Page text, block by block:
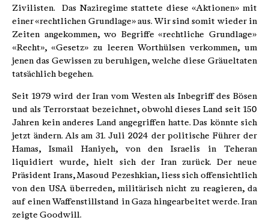
Zivilisten. Das Naziregime stattete diese «Aktionen» mit
einer «rechtlichen Grundlage» aus. Wir sind somit wieder in
Zeiten angekommen, wo Begriffe «rechtliche Grundlage»
«Recht», «Gesetz» zu leeren Worthülsen verkommen, um
jenen das Gewissen zu beruhigen, welche diese Gräueltaten
tatsächlich begehen.
Seit 1979 wird der Iran vom Westen als Inbegriff des Bösen
und als Terrorstaat bezeichnet, obwohl dieses Land seit 150
Jahren kein anderes Land angegriffen hatte. Das könnte sich
jetzt ändern. Als am 31. Juli 2024 der politische Führer der
Hamas, Ismail Haniyeh, von den Israelis in Teheran
liquidiert wurde, hielt sich der Iran zurück. Der neue
Präsident Irans, Masoud Pezeshkian, liess sich offensichtlich
von den USA überreden, militärisch nicht zu reagieren, da
auf einen Waffenstillstand in Gaza hingearbeitet werde. Iran
zeigte Goodwill.